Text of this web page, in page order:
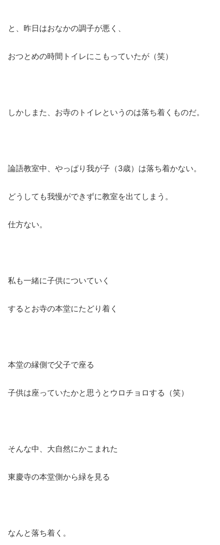
と、昨日はおなかの調子が悪く、
おつとめの時間トイレにこもっていたが（笑）
しかしまた、お寺のトイレというのは落ち着くものだ。
論語教室中、やっぱり我が子（3歳）は落ち着かない。
どうしても我慢ができずに教室を出てしまう。
仕方ない。
私も一緒に子供についていく
するとお寺の本堂にたどり着く
本堂の縁側で父子で座る
子供は座っていたかと思うとウロチョロする（笑）
そんな中、大自然にかこまれた
東慶寺の本堂側から緑を見る
なんと落ち着く。